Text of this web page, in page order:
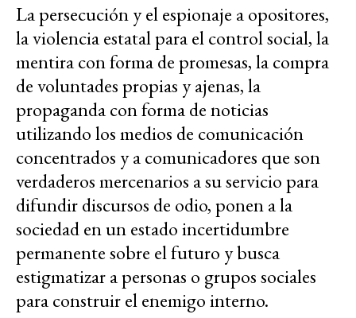
La persecución y el espionaje a opositores,
la violencia estatal para el control social, la
mentira con forma de promesas, la compra
de voluntades propias y ajenas, la
propaganda con forma de noticias
utilizando los medios de comunicación
concentrados y a comunicadores que son
verdaderos mercenarios a su servicio para
difundir discursos de odio, ponen a la
sociedad en un estado incertidumbre
permanente sobre el futuro y busca
estigmatizar a personas o grupos sociales
para construir el enemigo interno.